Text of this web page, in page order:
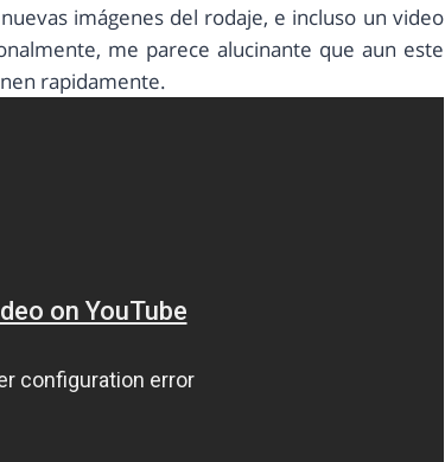
imágenes del rodaje, e incluso un video
me parece alucinante que aun este
rapidamente.